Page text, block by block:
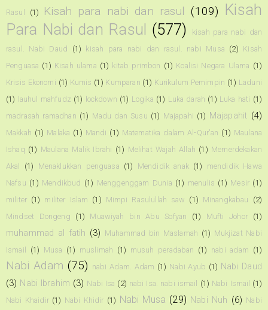
Rasul (1) Kisah para nabi dan rasul (109) Kisah
Para Nabi dan Rasul (577)
kisah para nabi dan
rasul. Nabi Daud
(1) kisah para nabi dan rasul. nabi Musa (2) Kisah
Penguasa (1) Kisah ulama (1) kitab primbon (1) Koalisi Negara Ulama (1)
Krisis Ekonomi (1) Kumis (1) Kumparan (1) Kurikulum Pemimpin (1) Laduni
(1) lauhul mahfudz (1) lockdown (1) Logika (1) Luka darah (1) Luka hati (1)
madrasah ramadhan (1) Madu dan Susu (1) Majapahi (1) Majapahit (4)
Makkah (1) Malaka (1) Mandi (1) Matematika dalam Al-Qur'an (1) Maulana
Ishaq (1) Maulana Malik Ibrahi (1) Melihat Wajah Allah (1) Memerdekakan
Akal
(1) Menaklukkan penguasa (1) Mendidik anak (1)
mendidik Hawa
Nafsu (1) Mendikbud (1) Menggenggam Dunia (1) menulis (1) Mesir (1)
militer (1) militer Islam (1) Mimpi Rasulullah saw (1) Minangkabau
(2)
Mindset Dongeng
(1) Muawiyah bin Abu Sofyan (1) Mufti Johor (1)
muhammad al fatih (3) Muhammad bin Maslamah (1) Mukjizat Nabi
Ismail
(1) Musa (1) muslimah (1) musuh peradaban (1) nabi adam (1)
Nabi Adam (75) nabi Adam. Adam (1) Nabi Ayub (1) Nabi Daud
(3) Nabi Ibrahim (3) Nabi Isa (2) nabi Isa. nabi ismail (1) Nabi Ismail (1)
Nabi Khaidir (1) Nabi Khidir (1) Nabi Musa (29) Nabi Nuh (6) Nabi